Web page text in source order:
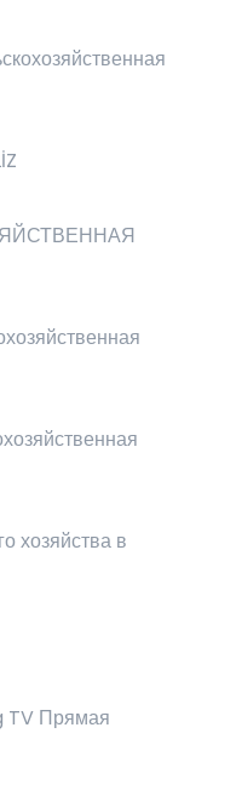
хозяйства в
TV Прямая